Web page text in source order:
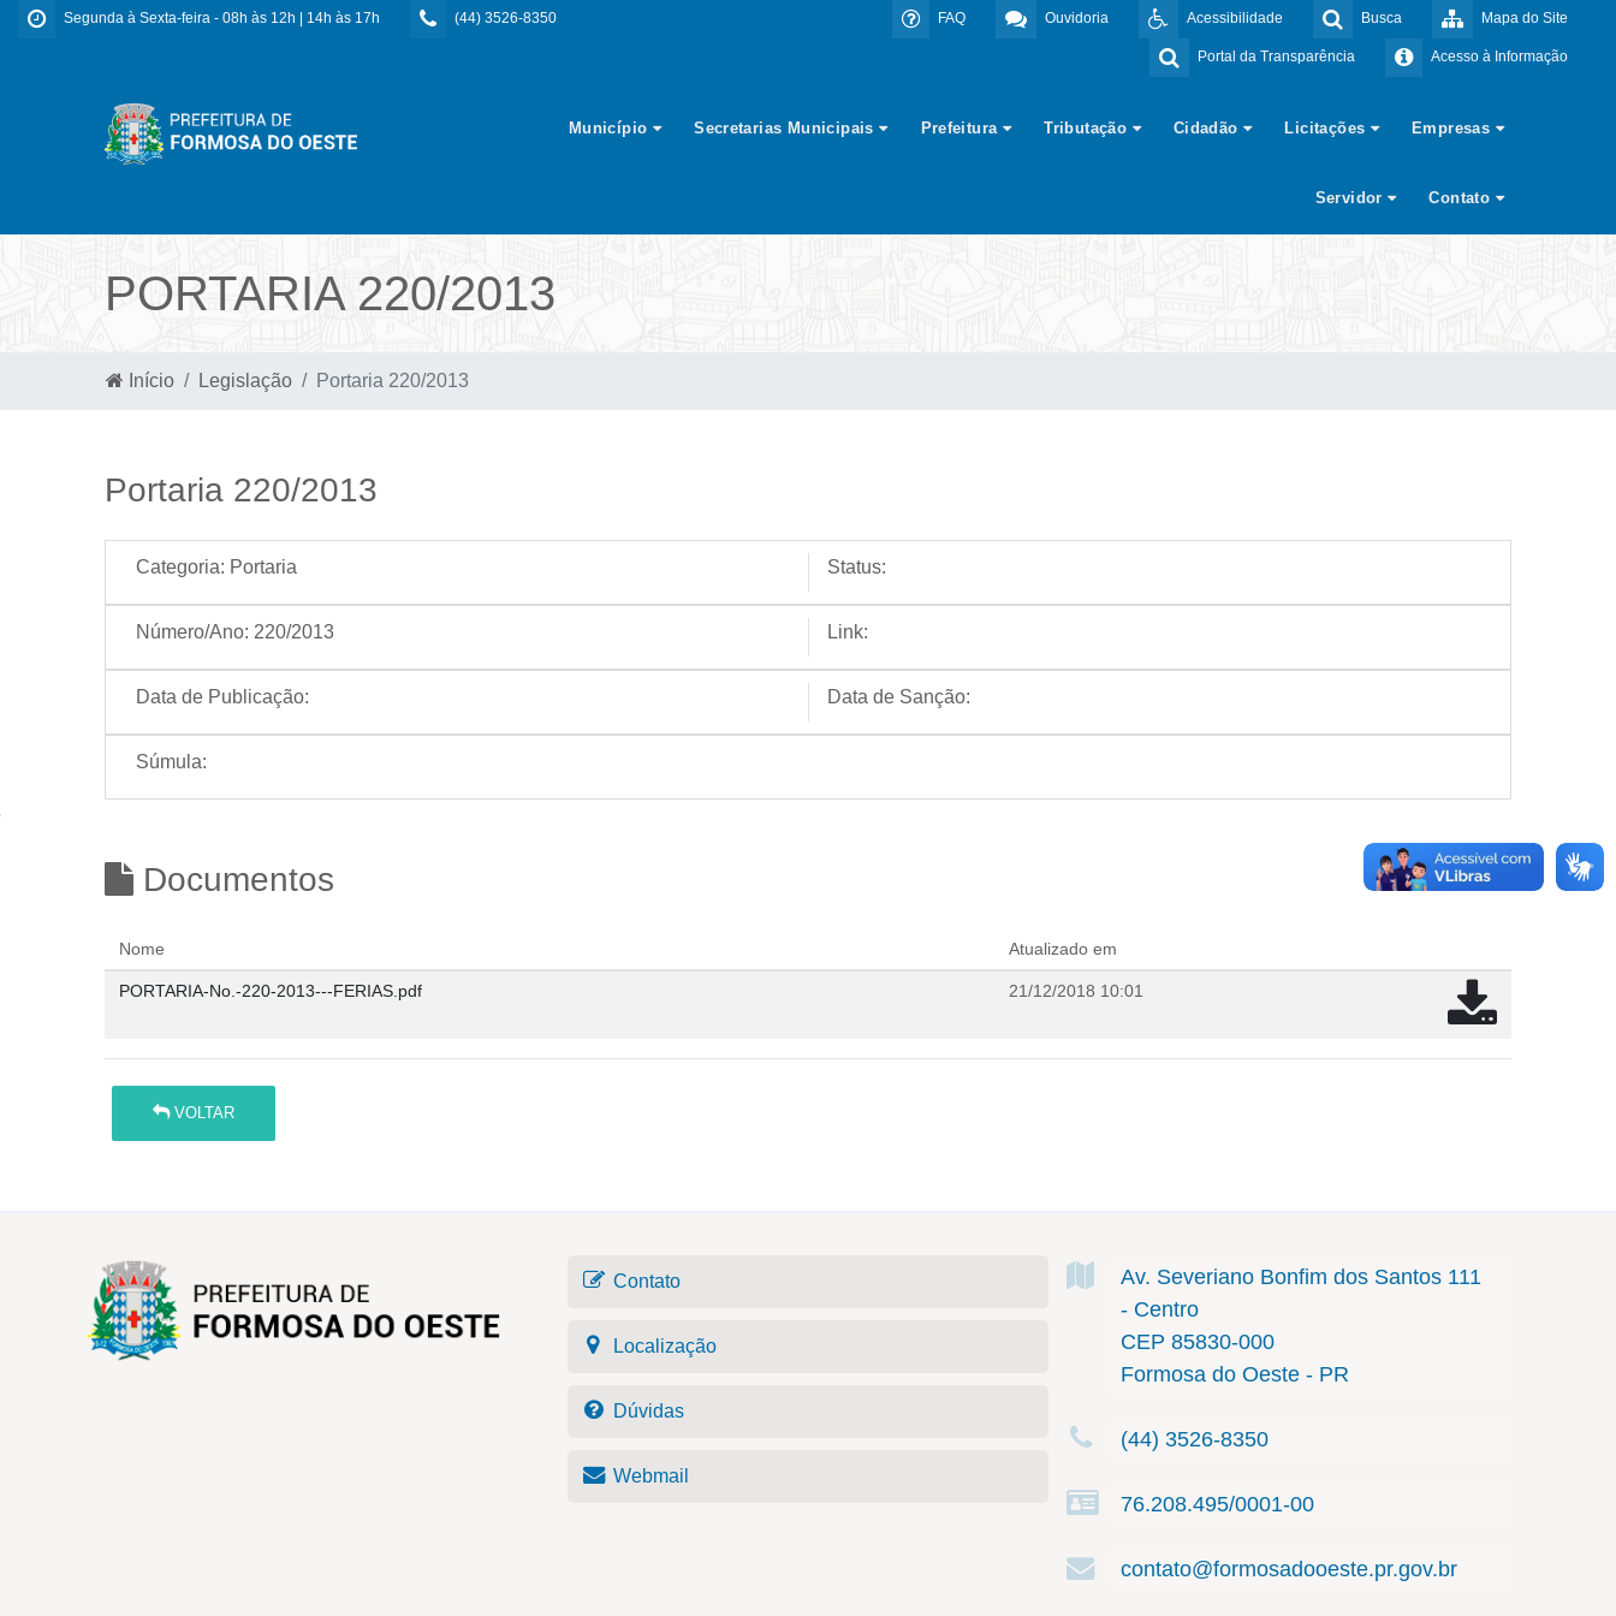
Segunda à Sexta-feira - 08h às 12h | 14h às 17h (44) 3526-8350 Mapa do Site
Busca
Acessibilidade
Ouvidoria
FAQ
Acesso à Informação
Portal da Transparência
Município Secretarias Municipais Prefeitura Tributação Cidadão Licitações Empresas
Servidor Contato
PORTARIA 220/2013
Início Legislação Portaria 220/2013
Portaria 220/2013
Categoria: Portaria Status:
Número/Ano: 220/2013 Link:
Data de Publicação: Data de Sanção:
Súmula:
Documentos
Nome Atualizado em
PORTARIA-No.-220-2013---FERIAS.pdf 21/12/2018 10:01
VOLTAR
Contato
Localização
Dúvidas
Webmail
Av. Severiano Bonfim dos Santos 111
- Centro
CEP 85830-000
Formosa do Oeste - PR
(44) 3526-8350
76.208.495/0001-00
contato@formosadooeste.pr.gov.br